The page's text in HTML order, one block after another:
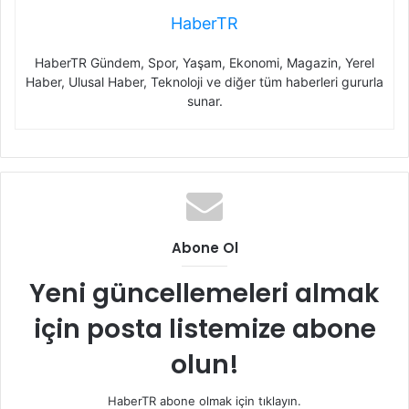
HaberTR
HaberTR Gündem, Spor, Yaşam, Ekonomi, Magazin, Yerel
Haber, Ulusal Haber, Teknoloji ve diğer tüm haberleri gururla
sunar.
Abone Ol
Yeni güncellemeleri almak
için posta listemize abone
olun!
HaberTR abone olmak için tıklayın.